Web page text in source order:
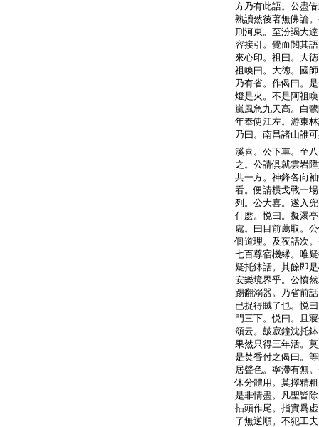
方乃有此語。公盡
熟讀然後著無佛論
刑河東。至汾謁大
容接引。覺而閲其
來心印。祖曰。大
祖喚曰。大徳。國
乃有省。作偈曰。
燈是火。不是阿祖
嵐風急九天高。白
年奉使江左。游東
乃曰。南昌諸山誰
溪喜。公下車。至
之。公請倶就雲岩
共一方。神鋒各向
看。便請横戈戰一
列。公大喜。遂入
什麽。悦曰。擬瀑
處。曰目前薦取。
個道理。及夜話次
七百尊宿機縁。唯
疑托鉢話。其餘即
安樂境界乎。公憤
踢翻溺器。乃省前
已捉得賊了也。悦
門三下。悦曰。且
頌云。皷寂鐘沈托
果然只得三年活。
是焚香付之偈曰。
居聲色。寧滯有無
休分體用。莫擇精
是非情盡。凡聖皆
拈頭作尾。指實爲
了無逆順。不犯工